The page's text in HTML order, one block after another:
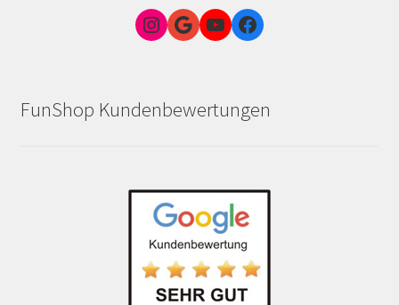
Instagram
Google Link zum FunShop WienYouTubeFacebook
FunShop Kundenbewertungen